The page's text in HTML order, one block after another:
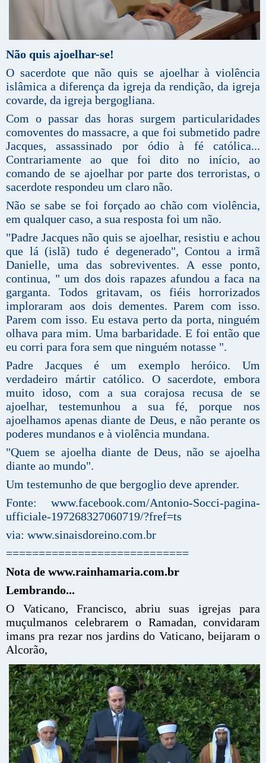
Não quis ajoelhar-se!
O sacerdote que não quis se ajoelhar à violência
islâmica a diferença da igreja da rendição, da igreja
covarde, da igreja bergogliana.
Com o passar das horas surgem particularidades
comoventes do massacre, a que foi submetido padre
Jacques, assassinado por ódio à fé católica...
Contrariamente ao que foi dito no início, ao
comando de se ajoelhar por parte dos terroristas, o
sacerdote respondeu um claro não.
Não se sabe se foi forçado ao chão com violência,
em qualquer caso, a sua resposta foi um não.
"Padre Jacques não quis se ajoelhar, resistiu e achou
que lá (islã) tudo é degenerado", Contou a irmã
Danielle, uma das sobreviventes. A esse ponto,
continua, " um dos dois rapazes afundou a faca na
garganta. Todos gritavam, os fiéis horrorizados
imploraram aos dois dementes. Parem com isso.
Parem com isso. Eu estava perto da porta, ninguém
olhava para mim. Uma barbaridade. E foi então que
eu corri para fora sem que ninguém notasse ".
Padre Jacques é um exemplo heróico. Um
verdadeiro mártir católico. O sacerdote, embora
muito idoso, com a sua corajosa recusa de se
ajoelhar, testemunhou a sua fé, porque nos
ajoelhamos apenas diante de Deus, e não perante os
poderes mundanos e à violência mundana.
"Quem se ajoelha diante de Deus, não se ajoelha
diante ao mundo".
Um testemunho de que bergoglio deve aprender.
Fonte: www.facebook.com/Antonio-Socci-pagina-
ufficiale-197268327060719/?fref=ts
via: www.sinaisdoreino.com.br
============================
Nota de www.rainhamaria.com.br
Lembrando...
O Vaticano, Francisco, abriu suas igrejas para
muçulmanos celebrarem o Ramadan, convidaram
imans pra rezar nos jardins do Vaticano, beijaram o
Alcorão,